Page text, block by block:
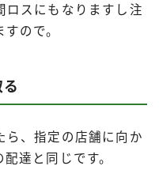
ロスにもなりますし注
ので。
ら、指定の店舗に向か
達と同じです。